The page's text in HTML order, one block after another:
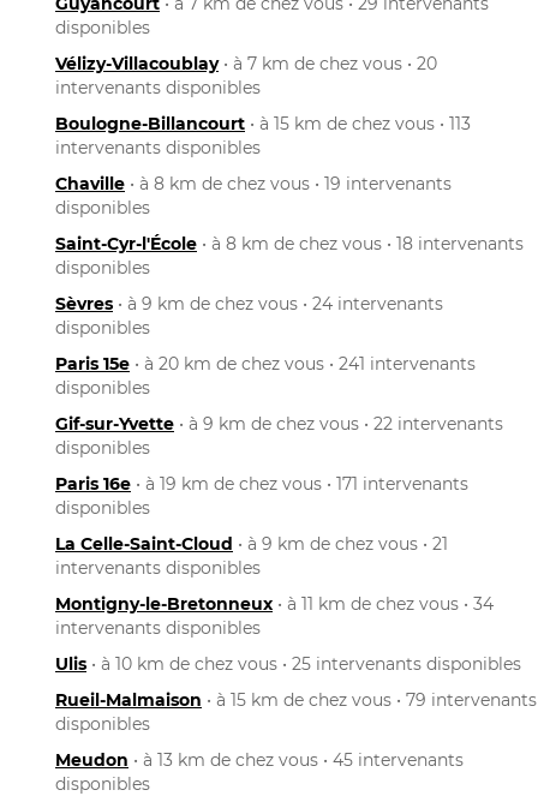
disponibles
Vélizy-Villacoublay• à 7 km de chez vous • 20
intervenants disponibles
Boulogne-Billancourt • à 15 km de chez vous • 113
intervenants disponibles
Chaville • à 8 km de chez vous • 19 intervenants
disponibles
Saint-Cyr-l'École • à 8 km de chez vous • 18 intervenants
disponibles
Sèvres • à 9 km de chez vous • 24 intervenants
disponibles
Paris 15e • à 20 km de chez vous • 241 intervenants
disponibles
Gif-sur-Yvette • à 9 km de chez vous • 22 intervenants
disponibles
Paris 16e • à 19 km de chez vous • 171 intervenants
disponibles
La Celle-Saint-Cloud • à 9 km de chez vous • 21
intervenants disponibles
Montigny-le-Bretonneux • à 11 km de chez vous • 34
intervenants disponibles
Ulis • à 10 km de chez vous • 25 intervenants disponibles
Rueil-Malmaison • à 15 km de chez vous • 79 intervenants
disponibles
Meudon • à 13 km de chez vous • 45 intervenants
disponibles